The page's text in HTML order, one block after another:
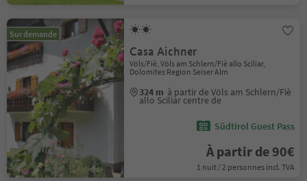
Sur demande
Casa Aichner
Völs/Fiè, Völs am Schlern/Fiè allo Sciliar,
Dolomites Region Seiser Alm
324 m à partir de Völs am Schlern/Fiè
allo Sciliar centre de
Südtirol Guest Pass
À partir de 90€
1 nuit / 2 personnes incl. TVA